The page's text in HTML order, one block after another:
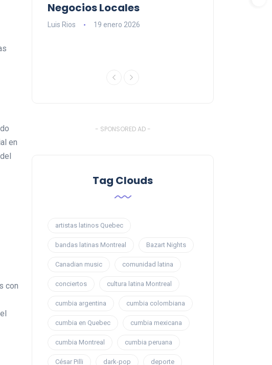
en
con
en
Negocios Locales
Luis Rios 19 enero 2026
- SPONSORED AD -
Tag Clouds
artistas latinos Quebec
bandas latinas Montreal Bazart Nights
Canadian music comunidad latina
conciertos cultura latina Montreal
cumbia argentina cumbia colombiana
cumbia en Quebec cumbia mexicana
cumbia Montreal cumbia peruana
César Pilli dark-pop deporte